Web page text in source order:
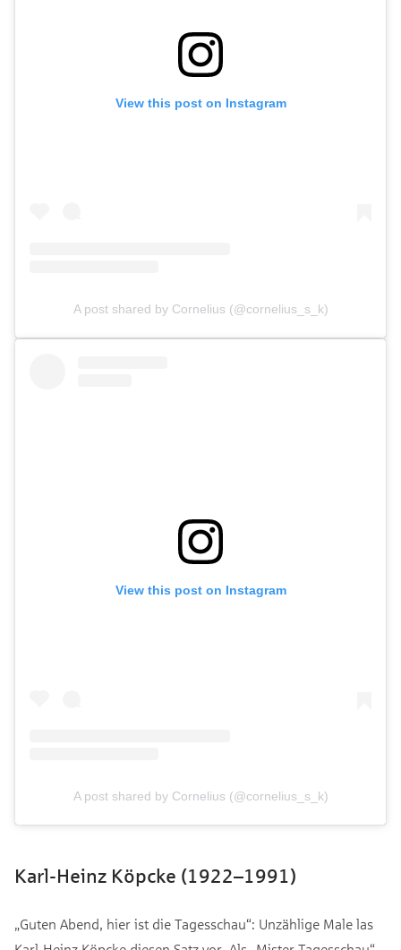
View this post on Instagram
A post shared by Cornelius (@cornelius_s_k)
View this post on Instagram
A post shared by Cornelius (@cornelius_s_k)
Karl-Heinz Köpcke (1922–1991)
„Guten Abend, hier ist die Tagesschau“: Unzählige Male las